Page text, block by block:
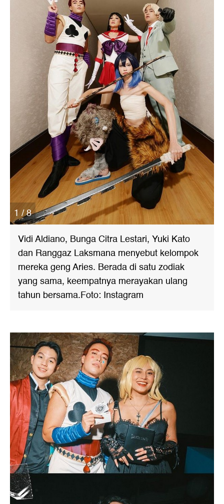
1 / 8
Vidi Aldiano, Bunga Citra Lestari, Yuki Kato
dan Ranggaz Laksmana menyebut kelompok
mereka geng Aries. Berada di satu zodiak
yang sama, keempatnya merayakan ulang
tahun bersama.Foto: Instagram